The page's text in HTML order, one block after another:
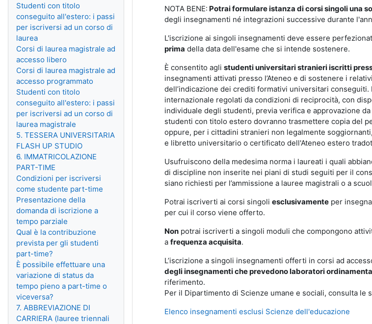
NOTA BENE: Potrai formulare istanza di corsi singoli una
degli insegnamenti né integrazioni successive durante
L'iscrizione ai singoli insegnamenti deve essere
prima della data dell'esame che si intende sostenere.
È consentito agli studenti universitari stranieri iscritti
insegnamenti attivati presso l’Ateneo e di sostenere i
dell’indicazione dei crediti formativi universitari
internazionale regolati da condizioni di reciprocità, con
individuale degli studenti, previa verifica e approvazione
studenti con titolo estero dovranno trasmettere copia del
oppure, per i cittadini stranieri non legalmente
e libretto universitario o certificato dell'Ateneo estero
Usufruiscono della medesima norma i laureati i quali
di discipline non inserite nei piani di studi seguiti per il
siano richiesti per l’ammissione a lauree magistrali o a
Potrai iscriverti ai corsi singoli esclusivamenteper
per cui il corso viene offerto.
Nonpotrai iscriverti a singoli moduli che compongono
a frequenza acquisita.
L’iscrizione a singoli insegnamenti offerti in corsi ad
degli insegnamenti che prevedono laboratori
riferimento.
Per il Dipartimento di Scienze umane e sociali, consulta le
Elenco insegnamenti esclusi Scienze dell'educazione
Studenti con titolo
conseguito all'estero: i passi
per iscriversi ad un corso di
laurea
Corsi di laurea magistrale ad
accesso libero
Corsi di laurea magistrale ad
accesso programmato
Studenti con titolo
conseguito all'estero: i passi
per iscriversi ad un corso di
laurea magistrale
5. TESSERA UNIVERSITARIA
FLASH UP STUDIO
6. IMMATRICOLAZIONE
PART-TIME
Condizioni per iscriversi
come studente part-time
Presentazione della
domanda di iscrizione a
tempo parziale
Qual è la contribuzione
prevista per gli studenti
part-time?
È possibile effettuare una
variazione di status da
tempo pieno a part-time o
viceversa?
7. ABBREVIAZIONE DI
CARRIERA (lauree triennali